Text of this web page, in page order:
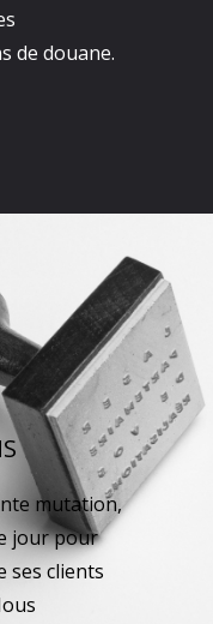
de douane.
mutation,
jour pour
ses clients